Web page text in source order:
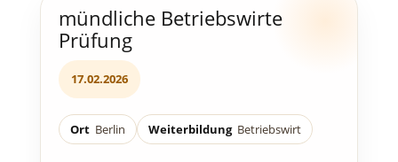
mündliche Betriebswirte
Prüfung
17.02.2026
Ort Berlin Weiterbildung Betriebswirt